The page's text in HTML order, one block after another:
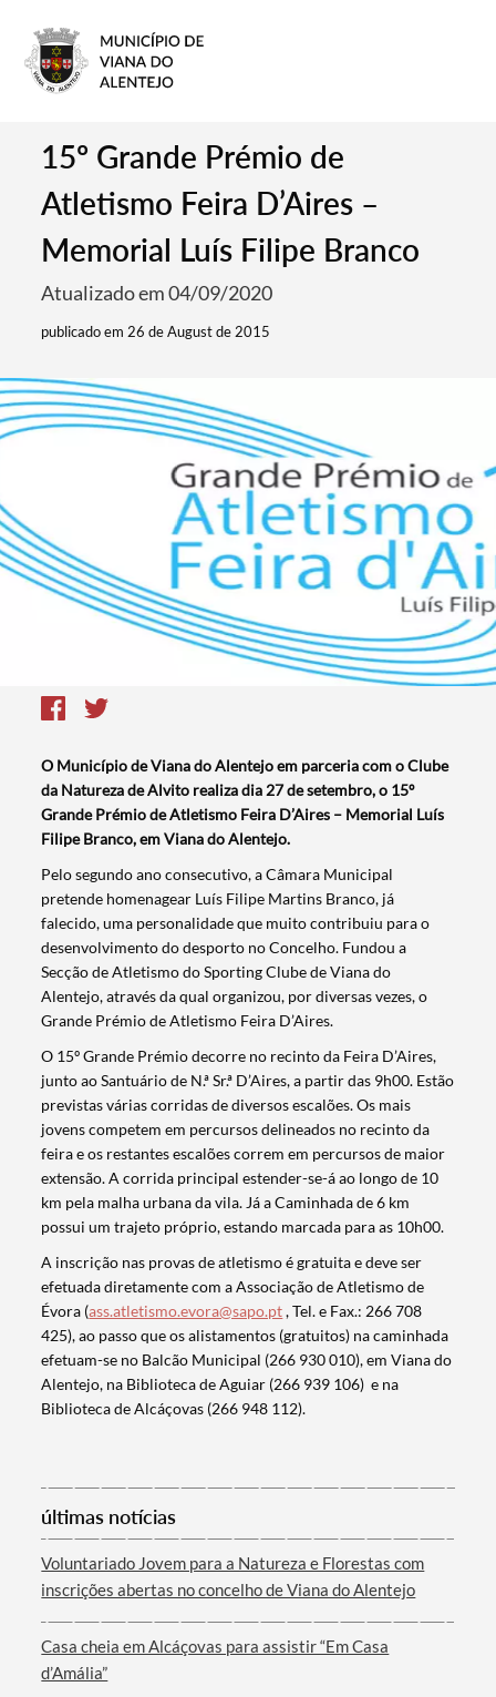
Termo de Pesquisa
Categorias gerais
Filtros
15º Grande Prémio de
Atletismo Feira D’Aires –
Memorial Luís Filipe Branco
Atualizado em 04/09/2020
publicado em 26 de August de 2015
O Município de Viana do Alentejo em parceria com o Clube
da Natureza de Alvito realiza dia 27 de setembro, o 15º
Grande Prémio de Atletismo Feira D’Aires – Memorial Luís
Filipe Branco, em Viana do Alentejo.
​Pelo segundo ano consecutivo, a Câmara Municipal
pretende homenagear Luís Filipe Martins Branco, já
falecido, uma personalidade que muito contribuiu para o
desenvolvimento do desporto no Concelho. Fundou a
Secção de Atletismo do Sporting Clube de Viana do
Alentejo, através da qual organizou, por diversas vezes, o
Grande Prémio de Atletismo Feira D’Aires.
O 15º Grande Prémio decorre no recinto da Feira D’Aires,
junto ao Santuário de N.ª Sr.ª D’Aires, a partir das 9h00. Estão
previstas várias corridas de diversos escalões. Os mais
jovens competem em percursos delineados no recinto da
feira e os restantes escalões correm em percursos de maior
extensão. A corrida principal estender-se-á ao longo de 10
km pela malha urbana da vila. Já a Caminhada de 6 km
possui um trajeto próprio, estando marcada para as 10h00.
A inscrição nas provas de atletismo é gratuita e deve ser
efetuada diretamente com a Associação de Atletismo de
Évora (ass.atletismo.evora@sapo.pt, Tel. e Fax.: 266 708
425), ao passo que os alistamentos (gratuitos) na caminhada
efetuam-se no Balcão Municipal (266 930 010), em Viana do
Alentejo, na Biblioteca de Aguiar (266 939 106) e na
Biblioteca de Alcáçovas (266 948 112).
últimas notícias
Voluntariado Jovem para a Natureza e Florestas com
inscrições abertas no concelho de Viana do Alentejo
Casa cheia em Alcáçovas para assistir “Em Casa
d’Amália”